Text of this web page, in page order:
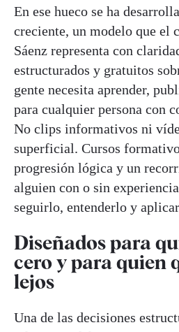
En ese hueco se ha
creciente, un modelo que el
Sáenz representa con
estructurados y gratuitos
gente necesita aprender,
para cualquier persona con
No clips informativos ni
superficial. Cursos
progresión lógica y un
alguien con o sin
seguirlo, entenderlo y
Diseñados para
cero y para quien
lejos
Una de las decisiones